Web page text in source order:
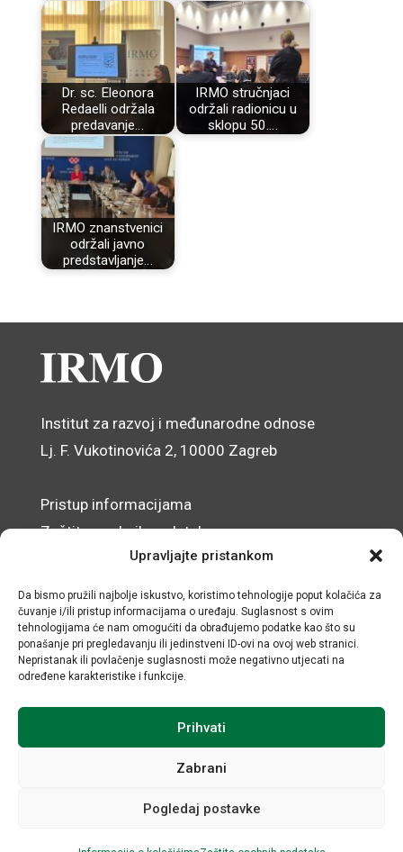
Upravljajte pristankom
Da bismo pružili najbolje iskustvo, koristimo tehnologije poput kolačića za
čuvanje i/ili pristup informacijama o uređaju. Suglasnost s ovim
tehnologijama će nam omogućiti da obrađujemo podatke kao što su
ponašanje pri pregledavanju ili jedinstveni ID-ovi na ovoj web stranici.
Nepristanak ili povlačenje suglasnosti može negativno utjecati na
određene karakteristike i funkcije.
Prihvati
Zabrani
Pogledaj postavke
Dr. sc. Eleonora
Redaelli održala
predavanje…
IRMO stručnjaci
održali radionicu u
sklopu 50.…
IRMO znanstvenici
održali javno
predstavljanje…
Institut za razvoj i međunarodne odnose
Lj. F. Vukotinovića 2, 10000 Zagreb
Pristup informacijama
Zaštita osobnih podataka
Izjava o pristupačnosti mrežnog sjedišta
© IRMO – Impresum
OIB: 31120185175
Sva prava sadržana © Institut za razvoj i međunarodne